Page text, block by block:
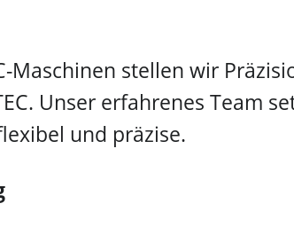
Maschinen stellen wir
Unser erfahrenes Team
und präzise.